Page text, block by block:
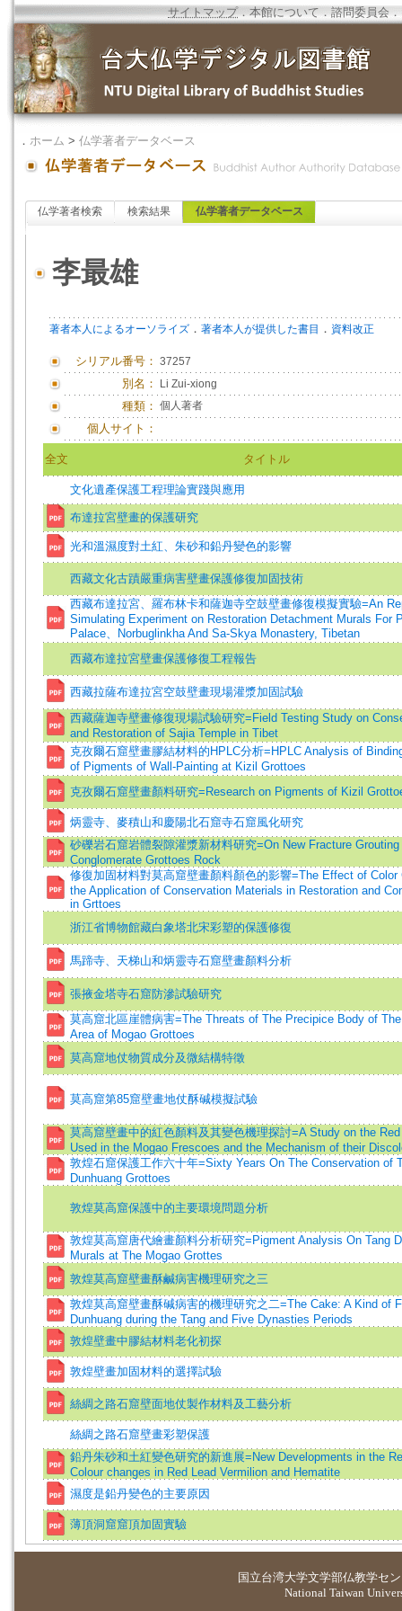
サイトマップ．本館について ．諮問委員会 ．
． ホーム > 仏学著者データベース
仏学著者検索 検索結果 仏学著者データベース
李最雄
著者本人によるオーソライズ ． 著者本人が提供した書目 ． 資料改正
シリアル番号： 37257
別名： Li Zui-xiong
種類： 個人著者
個人サイト：
全文 タイトル
文化遺產保護工程理論實踐與應用
布達拉宮壁畫的保護研究
光和溫濕度對土紅、朱砂和鉛丹變色的影響
西藏文化古蹟嚴重病害壁畫保護修復加固技術
西藏布達拉宮、羅布林卡和薩迦寺空鼓壁畫修復模擬實驗=An
Simulating Experiment on Restoration Detachment Murals For
Palace、Norbuglinkha And Sa-Skya Monastery, Tibetan
西藏布達拉宮壁畫保護修復工程報告
西藏拉薩布達拉宮空鼓壁畫現場灌漿加固試驗
西藏薩迦寺壁畫修復現場試驗研究=Field Testing Study on
and Restoration of Sajia Temple in Tibet
克孜爾石窟壁畫膠結材料的HPLC分析=HPLC Analysis of
of Pigments of Wall-Painting at Kizil Grottoes
克孜爾石窟壁畫顏料研究=Research on Pigments of Kizil
炳靈寺、麥積山和慶陽北石窟寺石窟風化研究
砂礫岩石窟岩體裂隙灌漿新材料研究=On New Fracture
Conglomerate Grottoes Rock
修復加固材料對莫高窟壁畫顏料顏色的影響=The Effect of Color
the Application of Conservation Materials in Restoration and
in Grttoes
浙江省博物館藏白象塔北宋彩塑的保護修復
馬蹄寺、天梯山和炳靈寺石窟壁畫顏料分析
張掖金塔寺石窟防滲試驗研究
莫高窟北區崖體病害=The Threats of The Precipice Body of
Area of Mogao Grottoes
莫高窟地仗物質成分及微結構特徵
莫高窟第85窟壁畫地仗酥碱模擬試驗
莫高窟壁畫中的紅色顏料及其變色機理探討=A Study on the
Used in the Mogao Frescoes and the Mechanism of their
敦煌石窟保護工作六十年=Sixty Years On The Conservation of
Dunhuang Grottoes
敦煌莫高窟保護中的主要環境問題分析
敦煌莫高窟唐代繪畫顏料分析研究=Pigment Analysis On Tang
Murals at The Mogao Grottes
敦煌莫高窟壁畫酥鹹病害機理研究之三
敦煌莫高窟壁畫酥碱病害的機理研究之二=The Cake: A Kind of
Dunhuang during the Tang and Five Dynasties Periods
敦煌壁畫中膠結材料老化初探
敦煌壁畫加固材料的選擇試驗
絲綢之路石窟壁面地仗製作材料及工藝分析
絲綢之路石窟壁畫彩塑保護
鉛丹朱砂和土紅變色研究的新進展=New Developments in the
Colour changes in Red Lead Vermilion and Hematite
濕度是鉛丹變色的主要原因
薄頂洞窟窟頂加固實驗
国立台湾大学文学部仏教学セ
National Taiwan